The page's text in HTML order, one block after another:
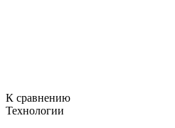
К сравнению
Технологии